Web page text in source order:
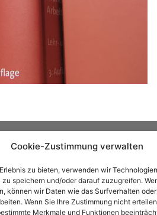
Cookie-Zustimmung verwalten
zu bieten, verwenden wir
speichern und/oder darauf zuzugreifen.
können wir Daten wie das Surfverhalten
Wenn Sie Ihre Zustimmung nicht
Merkmale und Funktionen